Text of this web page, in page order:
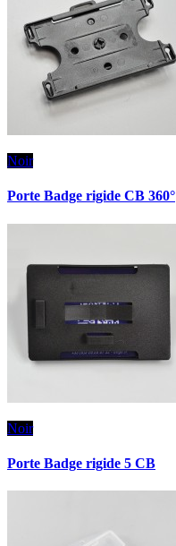
Noir
Porte Badge rigide CB 360°
Noir
Porte Badge rigide 5 CB